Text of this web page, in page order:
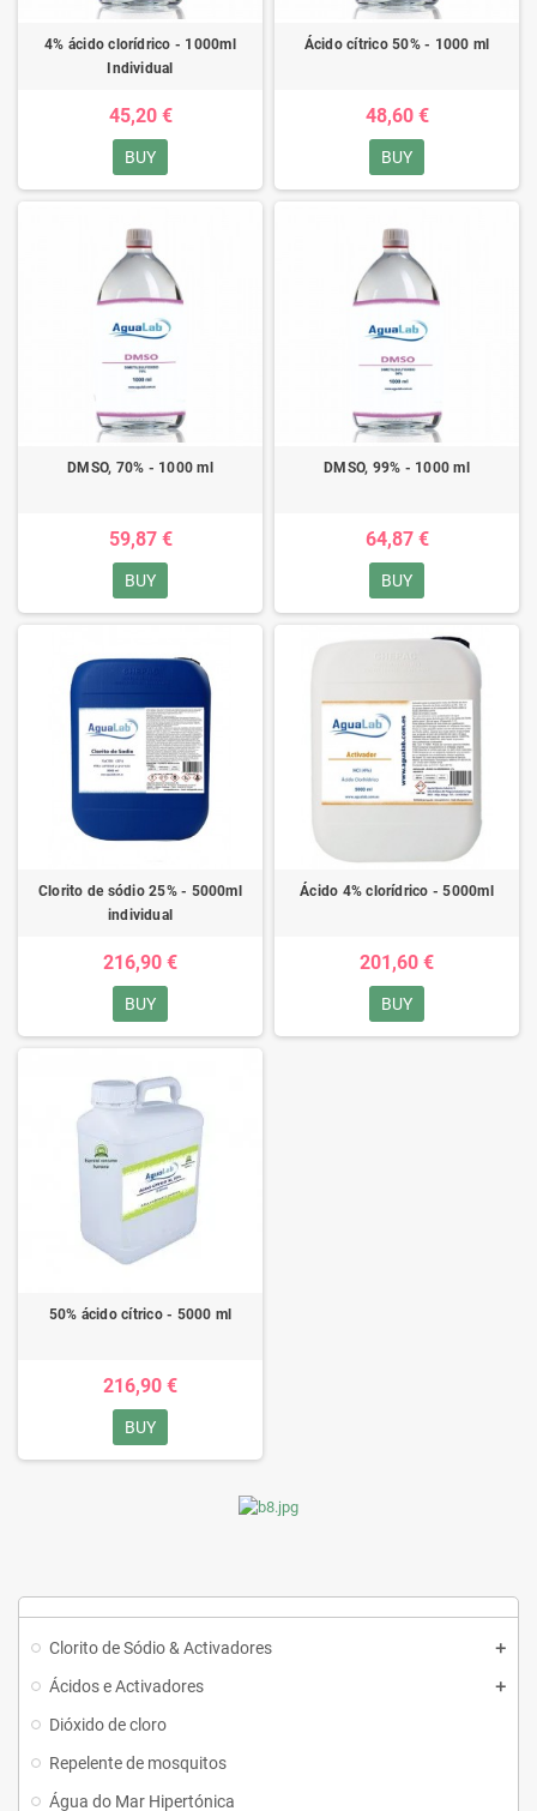
Clorito de Sódio & Activadores
Ácidos e Activadores
Dióxido de cloro
Repelente de mosquitos
Água do Mar Hipertónica
4% ácido clorídrico - 1000ml
Individual
45,20 €
BUY
Ácido cítrico 50% - 1000 ml
48,60 €
BUY
DMSO, 70% - 1000 ml
59,87 €
BUY
DMSO, 99% - 1000 ml
64,87 €
BUY
Clorito de sódio 25% - 5000ml
individual
216,90 €
BUY
Ácido 4% clorídrico - 5000ml
201,60 €
BUY
50% ácido cítrico - 5000 ml
216,90 €
BUY